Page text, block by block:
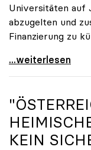
Universitäten auf
abzugelten und
Finanzierung zu
#UnisRetten
...weiterlesen
KEIN